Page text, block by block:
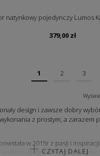
natynkowy pojedynczy Lumos
379,00 zł
1 2 3
design i zawsze dobry
z prostym, a zarazem
w 2015r z pasji i
podróży jej twórców. Dzięki temu
CZYTAJ DALEJ